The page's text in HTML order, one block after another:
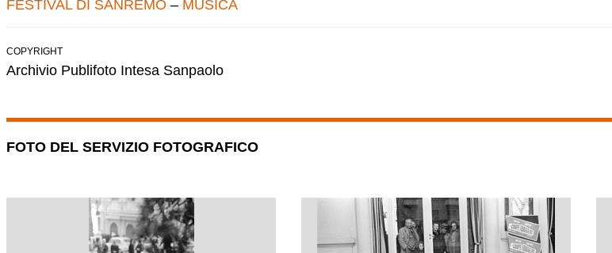
FESTIVAL DI SANREMO – MUSICA
COPYRIGHT
Archivio Publifoto Intesa Sanpaolo
FOTO DEL SERVIZIO FOTOGRAFICO